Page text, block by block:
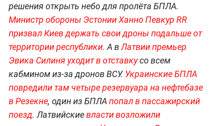
решения открыть небо для пролёта БПЛА.
Министр обороны Эстонии Ханно Певкур RR
призвал Киев держать свои дроны подальше от
территории республики. А вЛатвии премьер
Эвика Силиня уходит в отставкусо всем
кабмином из-за дронов ВСУ.Украинские БПЛА
повредили там четыре резервуара на нефтебазе
в Резекне, один из БПЛА попал в пассажирский
поезд. Латвийскиевласти возложили